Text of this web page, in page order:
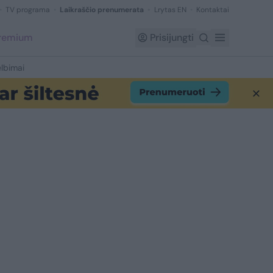
TV programa Laikraščio prenumerata Lrytas EN Kontaktai
Prisijungti